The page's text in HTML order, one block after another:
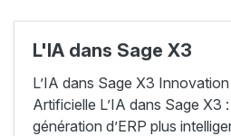
L'IA dans Sage X3
L’IA dans Sage X3
Artificielle L’IA dans Sage X3
génération d’ERP plus